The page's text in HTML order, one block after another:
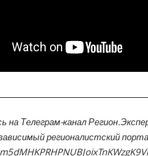
на Телеграм-канал
регионалистский